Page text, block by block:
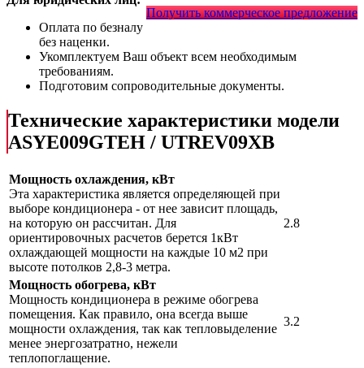
Получить коммерческое предложение
Оплата по безналу
без наценки.
Укомплектуем Ваш объект всем необходимым
требованиям.
Подготовим сопроводительные документы.
Технические характеристики модели
ASYE009GTEH / UTREV09XB
Мощность охлаждения, кВт
Эта характеристика является определяющей при
выборе кондиционера - от нее зависит площадь,
на которую он рассчитан. Для
ориентировочных расчетов берется 1кВт
охлаждающей мощности на каждые 10 м2 при
высоте потолков 2,8-3 метра.
2.8
Мощность обогрева, кВт
Мощность кондиционера в режиме обогрева
помещения. Как правило, она всегда выше
мощности охлаждения, так как тепловыделение
менее энергозатратно, нежели
теплопоглащение.
3.2